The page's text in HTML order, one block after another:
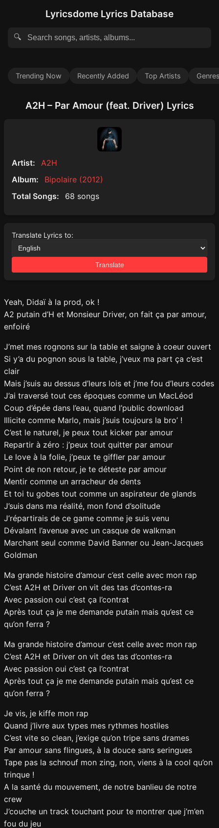
Lyricsdome Lyrics Database
🔍
Trending Now Recently Added Top Artists
A2H – Par Amour (feat. Driver) Lyrics
Artist:
A2H
Album:
Bipolaire (2012)
Total Songs:
68 songs
Translate Lyrics to:
Translate
Yeah, Didaï à la prod, ok !
A2 putain d’H et Monsieur Driver, on fait ça par amour,
enfoiré
J’met mes rognons sur la table et saigne à coeur ouvert
Si y’a du pognon sous la table, j’veux ma part ça c’est
clair
Mais j’suis au dessus d’leurs lois et j’me fou d’leurs codes
J’ai traversé tout ces époques comme un MacLéod
Coup d’épée dans l’eau, quand l’public download
Illicite comme Marlo, mais j’suis toujours la bro’ !
C’est le naturel, je peux tout kicker par amour
Repartir à zéro : j’peux tout quitter par amour
Le love à la folie, j’peux te giffler par amour
Point de non retour, je te déteste par amour
Mentir comme un arracheur de dents
Et toi tu gobes tout comme un aspirateur de glands
J’suis dans ma réalité, mon fond d’solitude
J’répartirais de ce game comme je suis venu
Dévalant l’avenue avec un casque de walkman
Marchant seul comme David Banner ou Jean-Jacques
Goldman
Ma grande histoire d’amour c’est celle avec mon rap
C’est A2H et Driver on vit des tas d’contes-ra
Avec passion oui c’est ça l’contrat
Après tout ça je me demande putain mais qu’est ce
qu’on ferra ?
Ma grande histoire d’amour c’est celle avec mon rap
C’est A2H et Driver on vit des tas d’contes-ra
Avec passion oui c’est ça l’contrat
Après tout ça je me demande putain mais qu’est ce
qu’on ferra ?
Je vis, je kiffe mon rap
Quand j’livre aux types mes rythmes hostiles
C’est vite so clean, j’exige qu’on tripe sans drames
Par amour sans flingues, à la douce sans seringues
Tape pas la schnouf mon zing, non, viens à la cool qu’on
trinque !
A la santé du mouvement, de notre banlieu de notre
crew
J’couche un track touchant pour te montrer que j’m’en
fou du jeu